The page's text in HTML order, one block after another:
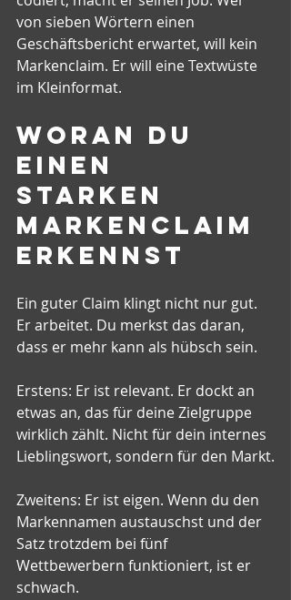
von sieben Wörtern einen
Geschäftsbericht erwartet, will kein
Markenclaim. Er will eine Textwüste
im Kleinformat.
Woran du
einen
starken
Markenclaim
erkennst
Ein guter Claim klingt nicht nur gut.
Er arbeitet. Du merkst das daran,
dass er mehr kann als hübsch sein.
Erstens: Er ist relevant. Er dockt an
etwas an, das für deine Zielgruppe
wirklich zählt. Nicht für dein internes
Lieblingswort, sondern für den Markt.
Zweitens: Er ist eigen. Wenn du den
Markennamen austauschst und der
Satz trotzdem bei fünf
Wettbewerbern funktioniert, ist er
schwach.